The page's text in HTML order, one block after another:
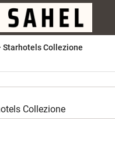
Starhotels Collezione